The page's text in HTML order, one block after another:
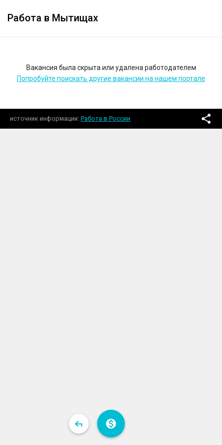
Работа в Мытищах
Вакансия была скрыта или удалена работодателем
Попробуйте поискать другие вакансии на нашем портале
источник информации Работа в России